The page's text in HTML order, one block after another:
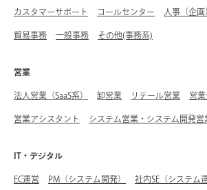
カスタマーサポート コールセンター 人事（企画
貿易事務 一般事務 その他(事務系)
営業
法人営業（SaaS系） 卸営業 リテール営業 営業
営業アシスタント システム営業・システム開発営
IT・デジタル
EC運営 PM（システム開発） 社内SE（システム